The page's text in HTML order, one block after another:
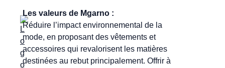
Les valeurs de Mgarno :
Réduire l’impact environnemental de la
mode, en proposant des vêtements et
accessoires qui revalorisent les matières
destinées au rebut principalement. Offrir à